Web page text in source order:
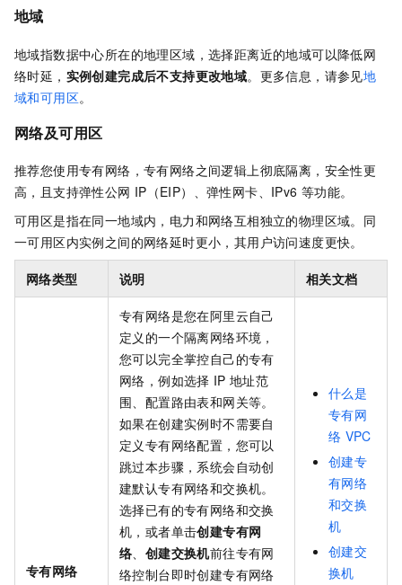
地域
地域指数据中心所在的地理区域，选择距离近的地域可以降低网
络时延， 实例创建完成后不支持更改地域。更多信息，请参见地
域和可用区。
网络及可用区
推荐您使用专有网络，专有网络之间逻辑上彻底隔离，安全性更
高，且支持弹性公网 IP（EIP）、弹性网卡、IPv6 等功能。
可用区是指在同一地域内，电力和网络互相独立的物理区域。同
一可用区内实例之间的网络延时更小，其用户访问速度更快。
网络类型 说明 相关文档
专有网络
专有网络是您在阿里云自己
定义的一个隔离网络环境，
您可以完全掌控自己的专有
网络，例如选择 IP 地址范
围、配置路由表和网关等。
如果在创建实例时不需要自
定义专有网络配置，您可以
跳过本步骤，系统会自动创
建默认专有网络和交换机。
选择已有的专有网络和交换
机，或者单击创建专有网
络、 创建交换机前往专有网
络控制台即时创建专有网络
什么是
专有网
络 VPC
创建专
有网络
和交换
机
创建交
换机